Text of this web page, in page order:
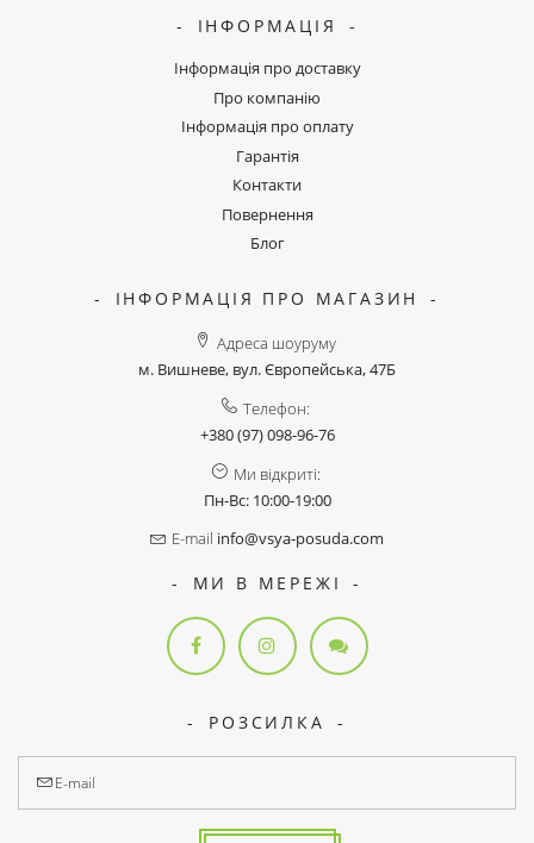
ІНФОРМАЦІЯ
Інформація про доставку
Про компанію
Інформація про оплату
Гарантія
Контакти
Повернення
Блог
ІНФОРМАЦІЯ ПРО МАГАЗИН
Адреса шоуруму
м. Вишневе, вул. Європейська, 47Б
Телефон:
+380 (97) 098-96-76
Ми відкриті:
Пн-Вс: 10:00-19:00
E-mail info@vsya-posuda.com
МИ В МЕРЕЖІ
РОЗСИЛКА